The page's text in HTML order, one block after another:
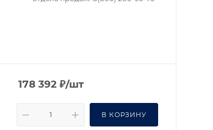
178 392 ₽/шт
В КОРЗИНУ